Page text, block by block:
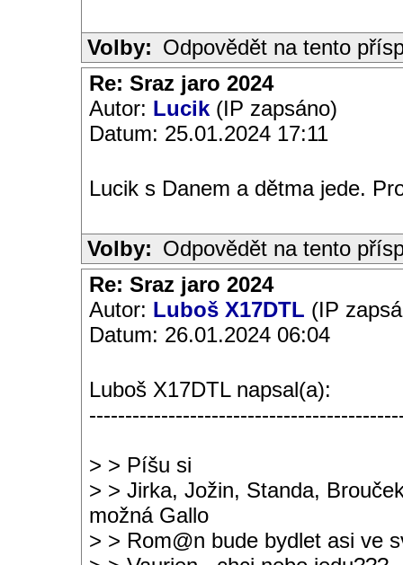
Volby: Odpovědět na tento
Re: Sraz jaro 2024
Autor: Lucik (IP zapsáno)
Datum: 25.01.2024 17:11
Lucik s Danem a dětma jede.
Volby: Odpovědět na tento
Re: Sraz jaro 2024
Autor: Luboš X17DTL (IP
Datum: 26.01.2024 06:04
Luboš X17DTL napsal(a):
> > Píšu si
> > Jirka, Jožin, Standa,
možná Gallo
> > Rom@n bude bydlet asi ve